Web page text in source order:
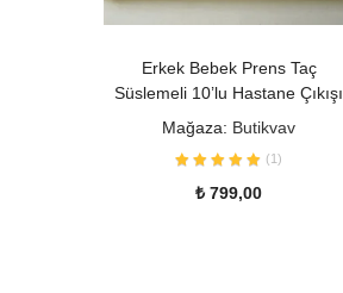
Erkek Bebek Prens Taç
Süslemeli 10’lu Hastane Çıkışı
Mağaza: Butikvav
(1)
₺ 799,00